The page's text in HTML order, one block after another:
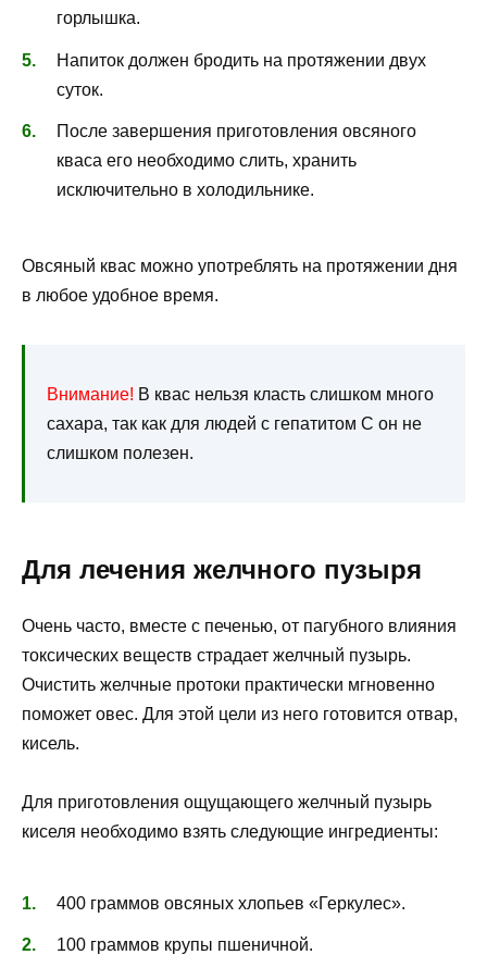
горлышка.
Напиток должен бродить на протяжении двух
суток.
После завершения приготовления овсяного
кваса его необходимо слить, хранить
исключительно в холодильнике.
Овсяный квас можно употреблять на протяжении дня
в любое удобное время.
Внимание! В квас нельзя класть слишком много
сахара, так как для людей с гепатитом С он не
слишком полезен.
Для лечения желчного пузыря
Очень часто, вместе с печенью, от пагубного влияния
токсических веществ страдает желчный пузырь.
Очистить желчные протоки практически мгновенно
поможет овес. Для этой цели из него готовится отвар,
кисель.
Для приготовления ощущающего желчный пузырь
киселя необходимо взять следующие ингредиенты:
400 граммов овсяных хлопьев «Геркулес».
100 граммов крупы пшеничной.